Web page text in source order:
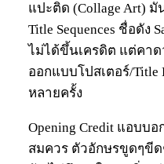
แปะติด (Collage Art)
Title Sequences ชื่อดัง
ไม่ได้ขึ้นเครดิต แต่คาด
ออกแบบโปสเตอร์/Title
หลายครั้ง
Opening Credit แอบบ
สมควร ตัวอักษรขูดๆขี